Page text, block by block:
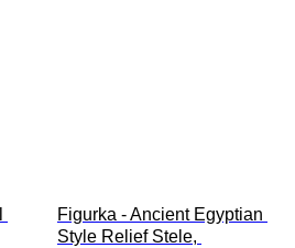
Figurka - Ancient Egyptian
Style Relief Stele,